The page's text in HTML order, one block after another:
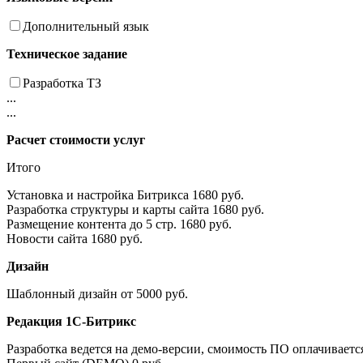
Дополнительный язык
Техническое задание
Разработка ТЗ
...
...
Расчет стоимости услуг
Итого
Установка и настройка Битрикса 1680 руб.
Разработка структуры и карты сайта 1680 руб.
Размещение контента до 5 стр. 1680 руб.
Новости сайта 1680 руб.
Дизайн
Шаблонный дизайн от 5000 руб.
Редакция 1С-Битрикс
Разработка ведется на демо-версии, смоимость ПО